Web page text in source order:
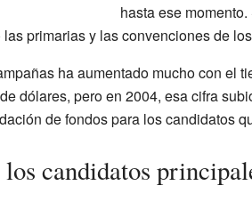
hasta ese
primarias y las convenciones de
ha aumentado mucho con el
dólares, pero en 2004, esa cifra
de fondos para los candidatos
candidatos